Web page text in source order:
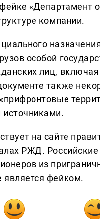
«Департамент
компании.
особой
лиц, включая
также
на сайте
РЖД.
из
является фейком.